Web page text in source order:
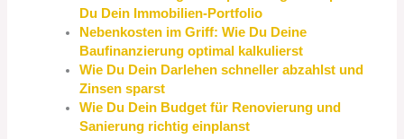
Du Dein Immobilien-Portfolio
Nebenkosten im Griff: Wie Du Deine
Baufinanzierung optimal kalkulierst
Wie Du Dein Darlehen schneller abzahlst und
Zinsen sparst
Wie Du Dein Budget für Renovierung und
Sanierung richtig einplanst